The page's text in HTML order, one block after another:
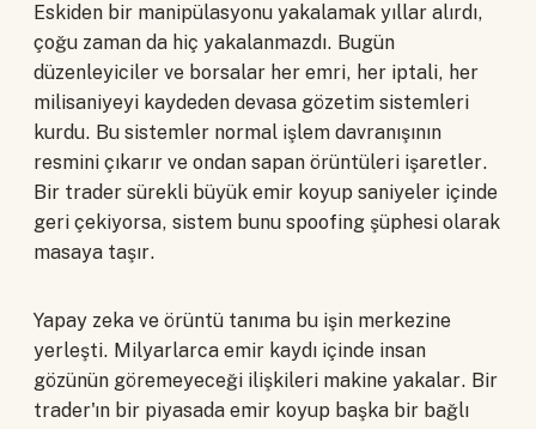
Eskiden bir manipülasyonu yakalamak yıllar alırdı,
çoğu zaman da hiç yakalanmazdı. Bugün
düzenleyiciler ve borsalar her emri, her iptali, her
milisaniyeyi kaydeden devasa gözetim sistemleri
kurdu. Bu sistemler normal işlem davranışının
resmini çıkarır ve ondan sapan örüntüleri işaretler.
Bir trader sürekli büyük emir koyup saniyeler içinde
geri çekiyorsa, sistem bunu spoofing şüphesi olarak
masaya taşır.
Yapay zeka ve örüntü tanıma bu işin merkezine
yerleşti. Milyarlarca emir kaydı içinde insan
gözünün göremeyeceği ilişkileri makine yakalar. Bir
trader'ın bir piyasada emir koyup başka bir bağlı